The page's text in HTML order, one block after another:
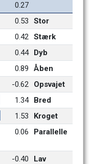
0.27
0.53
Stor
0.42 Stærk
0.44 Dyb
0.89
Åben
-0.62
Opsvajet
1.34 Bred
1.53
Kroget
0.06 Parallelle
-0.40
Lav